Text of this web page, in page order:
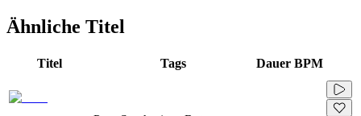
Ähnliche Titel
Titel Tags Dauer BPM